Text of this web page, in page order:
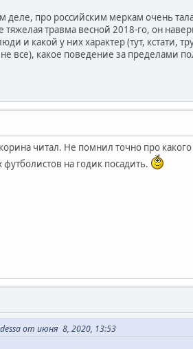
деле, про российским меркам очень
тяжелая травма весной 2018-го, он
и какой у них характер (тут, кстати,
все), какое поведение за пределами
читал. Не помнил точно про
на годик посадить.
от июня 8, 2020, 13:53